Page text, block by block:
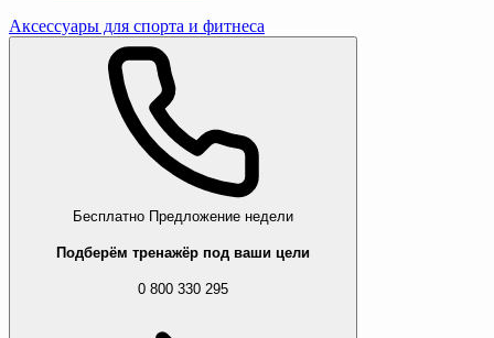
Аксессуары для спорта и фитнеса
Бесплатно Предложение недели
Подберём тренажёр под ваши цели
0 800 330 295